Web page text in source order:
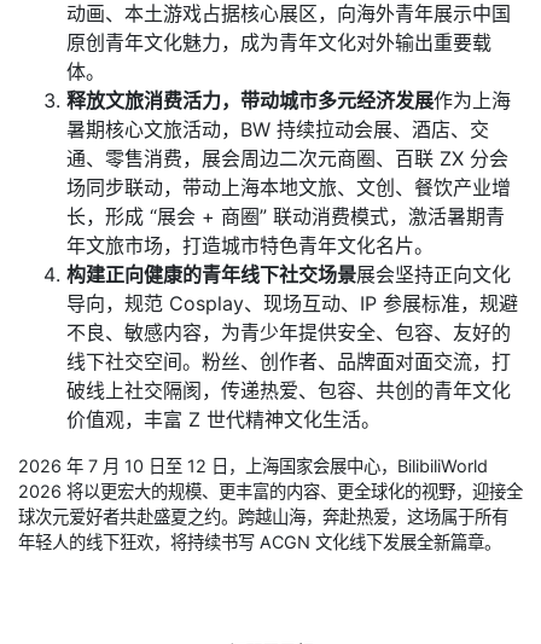
动画、本土游戏占据核心展区，向海外青年展示中国
原创青年文化魅力，成为青年文化对外输出重要载
体。
释放文旅消费活力，带动城市多元经济发展作为上海
暑期核心文旅活动，BW 持续拉动会展、酒店、交
通、零售消费，展会周边二次元商圈、百联 ZX 分会
场同步联动，带动上海本地文旅、文创、餐饮产业增
长，形成 “展会 + 商圈” 联动消费模式，激活暑期青
年文旅市场，打造城市特色青年文化名片。
构建正向健康的青年线下社交场景展会坚持正向文化
导向，规范 Cosplay、现场互动、IP 参展标准，规避
不良、敏感内容，为青少年提供安全、包容、友好的
线下社交空间。粉丝、创作者、品牌面对面交流，打
破线上社交隔阂，传递热爱、包容、共创的青年文化
价值观，丰富 Z 世代精神文化生活。
2026 年 7 月 10 日至 12 日，上海国家会展中心，BilibiliWorld
2026 将以更宏大的规模、更丰富的内容、更全球化的视野，迎接全
球次元爱好者共赴盛夏之约。跨越山海，奔赴热爱，这场属于所有
年轻人的线下狂欢，将持续书写 ACGN 文化线下发展全新篇章。